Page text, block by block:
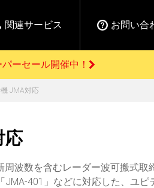
関連サービス お問い合
ムロボット ゴ
キャンペーン
曜市は毎
ーポンプレ
あるご質問
フ商品を探す
ーセール開催中！
JMA対応
応
周波数を含むレーダー波可搬式
401」などに対応した、ユ